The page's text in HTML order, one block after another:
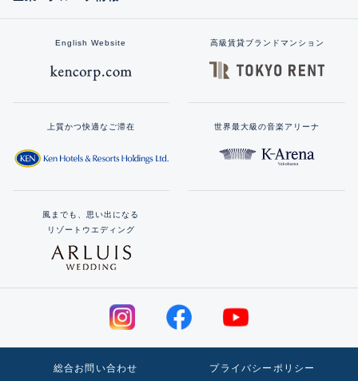
English Website 高級賃貸ブランドマンション
上質かつ快適なご滞在 世界最大級の音楽アリーナ
風までも、思い出になる
リゾートウエディング
総合お問い合わせ プライバシーポリシー